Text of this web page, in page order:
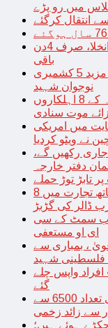
میں رو پڑے
انتقال کرگئے
غیر قانونی طور پر مقیم غیر ملکیوں کا انخلا، صرف 4دن
باقی
بھارتی فوج کی ریاستی دہشت گردی میں مزید 5 کشمیری
نوجوان شہید
جاسوسی کا الزام ثابت، قطر نے بھارتی بحریہ کے 8 اہلکاروں
موت سنادی
میں امریکی
نے ویٹو کردیا
رکھیں گے،
دفتر خارجہ
تابڑ توڑ حملے
پاکستان کی چین سمیت مختلف ممالک کیساتھ تجارت میں 8
ڈالر کی گڑبڑ
ویب سمٹ کے سی
ای او مستعفی
، بمباری سے
فلسطینی شہید
افغان شہریوں کی وطن واپسی،مزید 4239 افراد واپس چلے
گئے
اسرائیلی بمباری سے شہید فلسطینیوں کی تعداد 6500 سے
جکڑے ہوئے ہیں؛